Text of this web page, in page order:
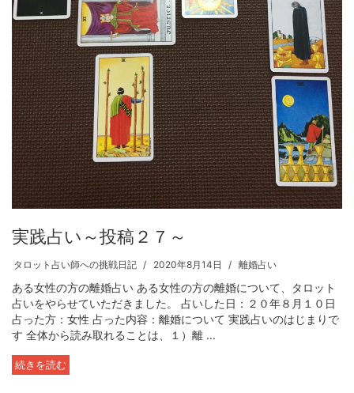
実践占い～投稿２７～
タロット占い師への挑戦日記 2020年8月14日 離婚占い
ある女性の方の離婚占い ある女性の方の離婚について、タロット
占いをやらせていただきました。 占いした日：２０年８月１０日
占った方：女性 占った内容：離婚について 実践占いのはじまりで
す 全体から読み取れることは、１）離 ...
続きを読む